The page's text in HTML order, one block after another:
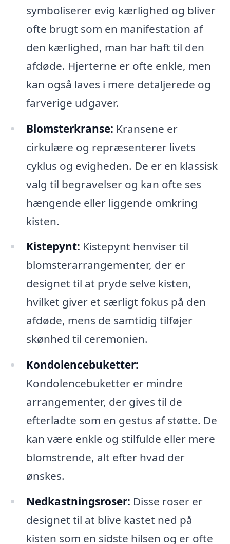
symboliserer evig kærlighed og bliver
ofte brugt som en manifestation af
den kærlighed, man har haft til den
afdøde. Hjerterne er ofte enkle, men
kan også laves i mere detaljerede og
farverige udgaver.
Blomsterkranse: Kransene er
cirkulære og repræsenterer livets
cyklus og evigheden. De er en klassisk
valg til begravelser og kan ofte ses
hængende eller liggende omkring
kisten.
Kistepynt: Kistepynt henviser til
blomsterarrangementer, der er
designet til at pryde selve kisten,
hvilket giver et særligt fokus på den
afdøde, mens de samtidig tilføjer
skønhed til ceremonien.
Kondolencebuketter:
Kondolencebuketter er mindre
arrangementer, der gives til de
efterladte som en gestus af støtte. De
kan være enkle og stilfulde eller mere
blomstrende, alt efter hvad der
ønskes.
Nedkastningsroser: Disse roser er
designet til at blive kastet ned på
kisten som en sidste hilsen og er ofte